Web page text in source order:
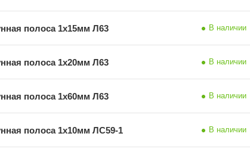
полоса 1х15мм Л63 В наличии
полоса 1х20мм Л63 В наличии
полоса 1х60мм Л63 В наличии
полоса 1х10мм ЛС59-1 В наличии